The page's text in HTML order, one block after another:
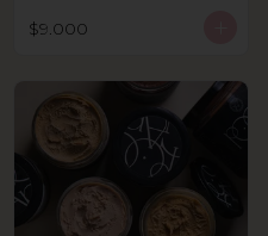
$9.000